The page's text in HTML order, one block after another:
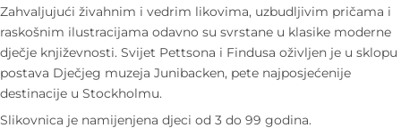
Zahvaljujući živahnim i vedrim likovima, uzbudljivim pričama i
raskošnim ilustracijama odavno su svrstane u klasike moderne
dječje književnosti. Svijet Pettsona i Findusa oživljen je u sklopu
postava Dječjeg muzeja Junibacken, pete najposjećenije
destinacije u Stockholmu.
Slikovnica je namijenjena djeci od 3 do 99 godina.